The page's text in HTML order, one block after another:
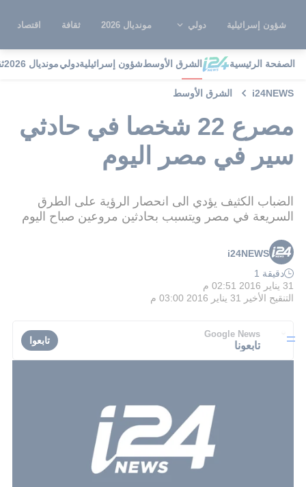
شؤون إسرائيلية دولي مونديال 2026 ثقافة اقتصاد
الصفحة الرئيسية الشرق الأوسطشؤون إسرائيليةدوليمونديال 2026
i24NEWS الشرق الأوسط
مصرع 22 شخصا في حادثي
سير في مصر اليوم
الضباب الكثيف يؤدي الى انحصار الرؤية على الطرق
السريعة في مصر ويتسبب بحادثين مروعين صباح اليوم
i24NEWS
دقيقة 1
31 يناير 2016 02:51 م
التنقيح الأخير
31 يناير 2016 03:00 م
Google News
تابعونا تابعوا